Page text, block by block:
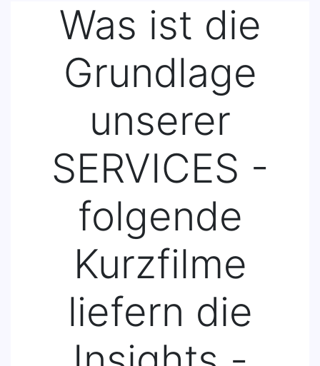
Was ist die
Grundlage
unserer
SERVICES -
folgende
Kurzfilme
liefern die